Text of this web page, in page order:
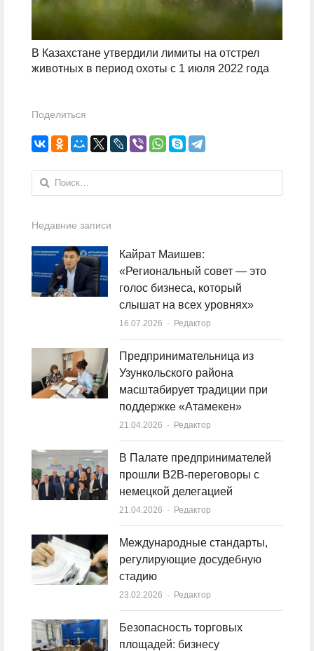
В Казахстане утвердили лимиты на отстрел
животных в период охоты с 1 июля 2022 года
Поделиться
Найти:
Недавние записи
Кайрат Маишев:
«Региональный совет — это
голос бизнеса, который
слышат на всех уровнях»
16.07.2026 Author
Редактор
Предпринимательница из
Узункольского района
масштабирует традиции при
поддержке «Атамекен»
21.04.2026 Author
Редактор
В Палате предпринимателей
прошли B2B-переговоры с
немецкой делегацией
21.04.2026 Author
Редактор
Международные стандарты,
регулирующие досудебную
стадию
23.02.2026 Author
Редактор
Безопасность торговых
площадей: бизнесу